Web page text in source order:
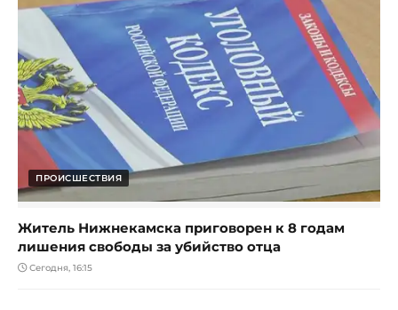
ПРОИСШЕСТВИЯ
Житель Нижнекамска приговорен к 8 годам
лишения свободы за убийство отца
Сегодня, 16:15